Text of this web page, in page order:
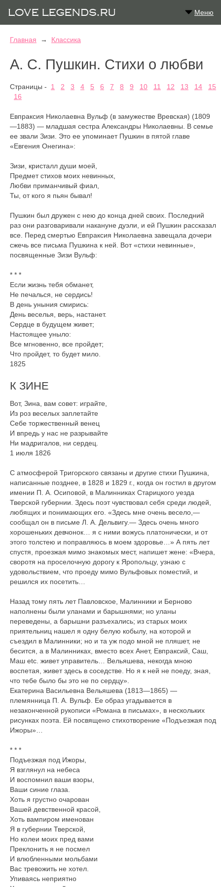
Меню
Главная → Классика
А. С. Пушкин. Стихи о любви
Страницы - 1 2 3 4 5 6 7 8 9 10 11 12 13 14
15
16
Евпраксия Николаевна Вульф (в замужестве Вревская) (1809
—1883) — младшая сестра Александры Николаевны. В семье
ее звали Зизи. Это ее упоминает Пушкин в пятой главе
«Евгения Онегина»:
Зизи, кристалл души моей,
Предмет стихов моих невинных,
Любви приманчивый фиал,
Ты, от кого я пьян бывал!
Пушкин был дружен с нею до конца дней своих. Последний
раз они разговаривали накануне дуэли, и ей Пушкин рассказал
все. Перед смертью Евпраксия Николаевна завещала дочери
сжечь все письма Пушкина к ней. Вот «стихи невинные»,
посвященные Зизи Вульф:
* * *
Если жизнь тебя обманет,
Не печалься, не сердись!
В день уныния смирись:
День веселья, верь, настанет.
Сердце в будущем живет;
Настоящее уныло:
Все мгновенно, все пройдет;
Что пройдет, то будет мило.
1825
К ЗИНЕ
Вот, Зина, вам совет: играйте,
Из роз веселых заплетайте
Себе торжественный венец
И впредь у нас не разрывайте
Ни мадригалов, ни сердец.
1 июля 1826
С атмосферой Тригорского связаны и другие стихи Пушкина,
написанные позднее, в 1828 и 1829 г., когда он гостил в другом
имении П. А. Осиповой, в Малинниках Старицкого уезда
Тверской губернии. Здесь поэт чувствовал себя среди людей,
любящих и понимающих его. «Здесь мне очень весело,—
сообщал он в письме Л. А. Дельвигу.— Здесь очень много
хорошеньких девчонок… я с ними вожусь платонически, и от
этого толстею и поправляюсь в моем здоровье…» А пять лет
спустя, проезжая мимо знакомых мест, напишет жене: «Вчера,
своротя на проселочную дорогу к Яропольцу, узнаю с
удовольствием, что проеду мимо Вульфовых поместий, и
решился их посетить…
Назад тому пять лет Павловское, Малинники и Берново
наполнены были уланами и барышнями; но уланы
переведены, а барышни разъехались; из старых моих
приятельниц нашел я одну белую кобылу, на которой и
съездил в Малинники; но и та уж подо мной не пляшет, не
бесится, а в Малинниках, вместо всех Анет, Евпраксий, Саш,
Маш etc. живет управитель… Вельяшева, некогда мною
воспетая, живет здесь в соседстве. Но я к ней не поеду, зная,
что тебе было бы это не по сердцу».
Екатерина Васильевна Вельяшева (1813—1865) —
племянница П. А. Вульф. Ее образ угадывается в
незаконченной рукописи «Романа в письмах», в нескольких
рисунках поэта. Ей посвящено стихотворение «Подъезжая под
Ижоры»…
* * *
Подъезжая под Ижоры,
Я взглянул на небеса
И воспомнил ваши взоры,
Ваши синие глаза.
Хоть я грустно очарован
Вашей девственной красой,
Хоть вампиром именован
Я в губернии Тверской,
Но колеи моих пред вами
Преклонить я не посмел
И влюбленными мольбами
Вас тревожить не хотел.
Упиваясь неприятно